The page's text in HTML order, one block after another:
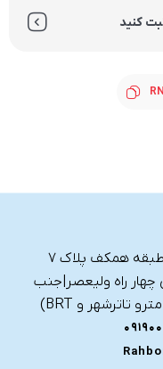
کنید
تهران، چهار راه ولیعصر پاساژ ابریشم طبقه همکف پلاک ۷
راه ولیعصر|جنب